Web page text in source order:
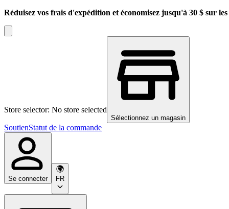
Réduisez vos frais d'expédition et économisez jusqu'à 30 $ sur
Store selector: No store selected
Sélectionnez un magasin
SoutienStatut de la commande
Se connecter FR